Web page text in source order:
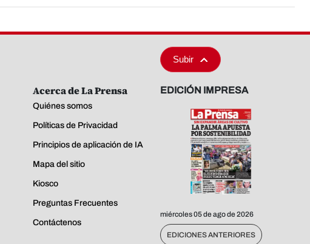
Subir
Acerca de La Prensa
Quiénes somos
Políticas de Privacidad
Principios de aplicación de IA
Mapa del sitio
Kiosco
Preguntas Frecuentes
Contáctenos
EDICIÓN IMPRESA
miércoles 05 de ago de 2026
EDICIONES ANTERIORES